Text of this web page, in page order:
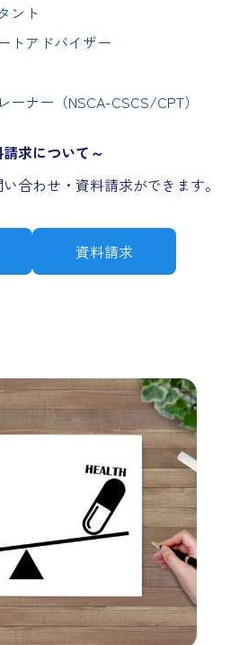
ント
トアドバイザー
ナー（NSCA-CSCS/CPT）
求について～
合わせ・資料請求ができます。
資料請求